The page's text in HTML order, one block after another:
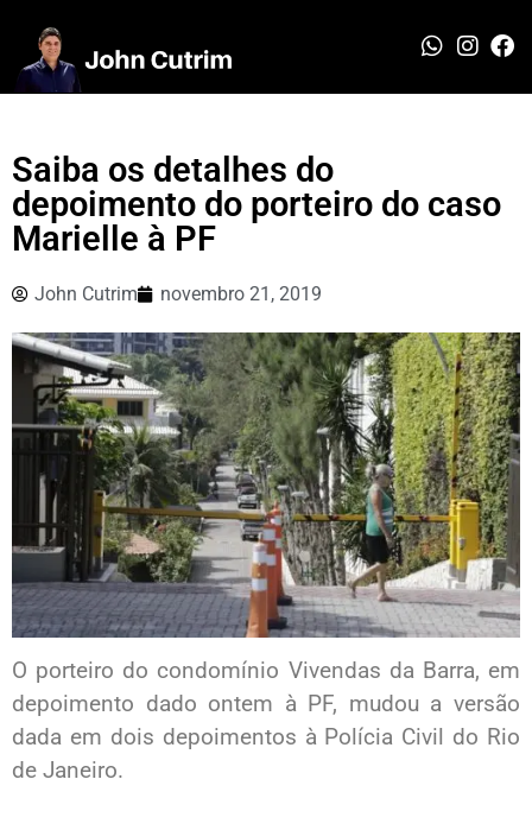
Saiba os detalhes do
depoimento do porteiro do caso
Marielle à PF
John Cutrim novembro 21, 2019
O porteiro do condomínio Vivendas da Barra, em
depoimento dado ontem à PF, mudou a versão
dada em dois depoimentos à Polícia Civil do Rio
de Janeiro.